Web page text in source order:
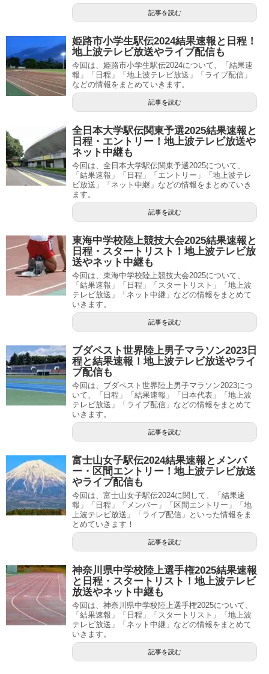
記事を読む
姫路市小学生駅伝2024結果速報と日程！
地上波テレビ放送やライブ配信も
今回は、姫路市小学生駅伝2024について、「結果速
報」「日程」「地上波テレビ放送」「ライブ配信」
などの情報をまとめていきます。
記事を読む
全日本大学駅伝関東予選2025結果速報と
日程・エントリー！地上波テレビ放送や
ネット中継も
今回は、全日本大学駅伝関東予選2025について、
「結果速報」「日程」「エントリー」「地上波テレ
ビ放送」「ネット中継」などの情報をまとめていき
ます。
記事を読む
東海中学校陸上競技大会2025結果速報と
日程・スタートリスト！地上波テレビ放
送やネット中継も
今回は、東海中学校陸上競技大会2025について、
「結果速報」「日程」「スタートリスト」「地上波
テレビ放送」「ネット中継」などの情報をまとめて
いきます。
記事を読む
ブダペスト世界陸上男子マラソン2023日
程と結果速報！地上波テレビ放送やライ
ブ配信も
今回は、ブダペスト世界陸上男子マラソン2023につ
いて、「日程」「結果速報」「日本代表」「地上波
テレビ放送」「ライブ配信」などの情報をまとめて
いきます。
記事を読む
富士山女子駅伝2024結果速報とメンバ
ー・区間エントリー！地上波テレビ放送
やライブ配信も
今回は、富士山女子駅伝2024に関して、「結果速
報」「日程」「メンバー」「区間エントリー」「地
上波テレビ放送」「ライブ配信」といった情報をま
とめていきます！
記事を読む
神奈川県中学校陸上選手権2025結果速報
と日程・スタートリスト！地上波テレビ
放送やネット中継も
今回は、神奈川県中学校陸上選手権2025について、
「結果速報」「日程」「スタートリスト」「地上波
テレビ放送」「ネット中継」などの情報をまとめて
いきます。
記事を読む